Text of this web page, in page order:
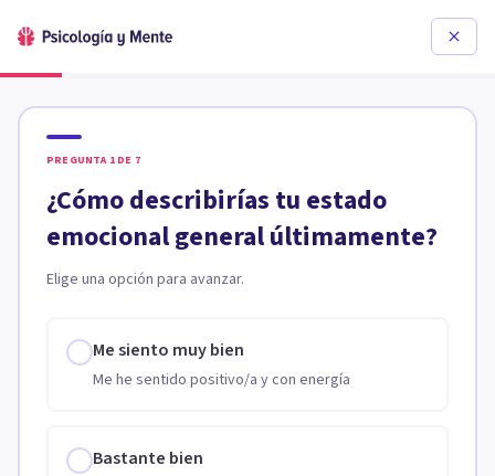
PREGUNTA 1 DE 7
¿Cómo describirías tu estado
emocional general últimamente?
Elige una opción para avanzar.
Me siento muy bien
Me he sentido positivo/a y con energía
Bastante bien